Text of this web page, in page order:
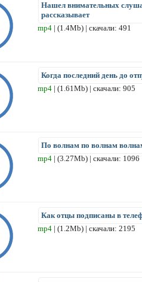
Нашел внимательных
рассказывает
mp4 | (1.4Mb) | скачали: 491
Когда последний день до
mp4 | (1.61Mb) | скачали: 905
По волнам по волнам
mp4 | (3.27Mb) | скачали: 1096
Как отцы подписаны в
mp4 | (1.2Mb) | скачали: 2195